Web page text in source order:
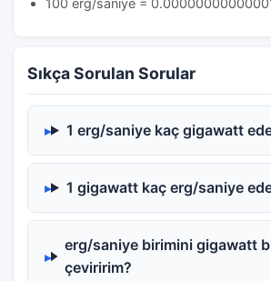
100 erg/saniye =
Sıkça Sorulan Sorular
1 erg/saniye kaç gigawatt
1 gigawatt kaç erg/saniye
erg/saniye birimini gigawatt
çeviririm?